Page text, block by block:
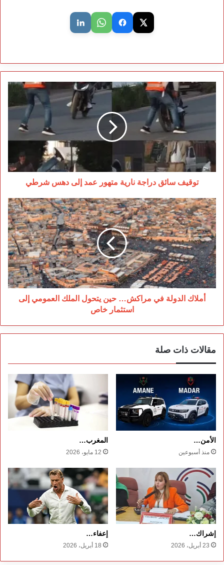
توقيف
سائق
دراجة
متهور
عمد
إلى
دهس
شرطي
توقيف سائق دراجة نارية متهور عمد إلى دهس شرطي
أملاك
الدولة
في
مراكش…
حين
يتحول
الملك
العمومي
إلى
استثمار
أملاك الدولة في مراكش… حين يتحول الملك العمومي إلى
استثمار خاص
مقالات ذات صلة
الأمن…
منذ أسبوعين
المغرب…
12 مايو، 2026
إشراك…
23 أبريل، 2026
إعفاء…
18 أبريل، 2026